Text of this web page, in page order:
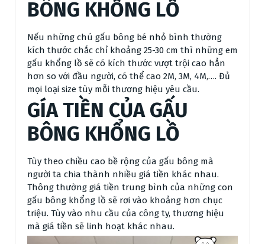
BÔNG KHỔNG LỒ
Nếu những chú gấu bông bé nhỏ bình thường
kích thước chắc chỉ khoảng 25-30 cm thì những em
gấu khổng lồ sẽ có kích thước vượt trội cao hẳn
hơn so với đầu người, có thể cao 2M, 3M, 4M,…. Đủ
mọi loại size tùy mỗi thương hiệu yêu cầu.
GÍA TIỀN CỦA GẤU
BÔNG KHỔNG LỒ
Tùy theo chiều cao bề rộng của gấu bông mà
người ta chia thành nhiều giá tiền khác nhau.
Thông thường giá tiền trung bình của những con
gấu bông khổng lồ sẽ rơi vào khoảng hơn chục
triệu. Tùy vào nhu cầu của công ty, thương hiệu
mà giá tiền sẽ linh hoạt khác nhau.